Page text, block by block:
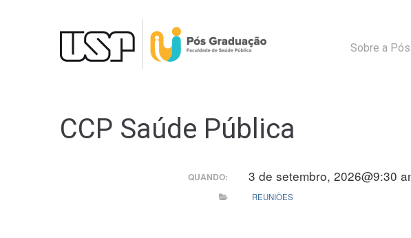
Sobre a Pós
CCP Saúde Pública
QUANDO: 3 de setembro, 2026@9:30
REUNIÕES